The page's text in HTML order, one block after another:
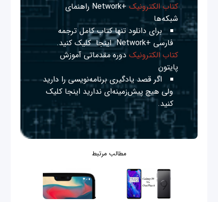
کتاب الکترونیک
+Network راهنمای
شبکه‌ها
برای دانلود تنها کتاب کامل ترجمه
فارسی +Network
اینجا کلیک کنید.
کتاب الکترونیک دوره مقدماتی آموزش
پایتون
اگر قصد یادگیری برنامه‌نویسی را دارید
ولی هیچ پیش‌زمینه‌ای نداریداینجا کلیک
کنید.
مطالب مرتبط